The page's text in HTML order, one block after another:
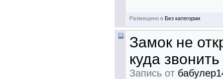
Размещено в Без категории
Замок не
куда звонить
Запись от